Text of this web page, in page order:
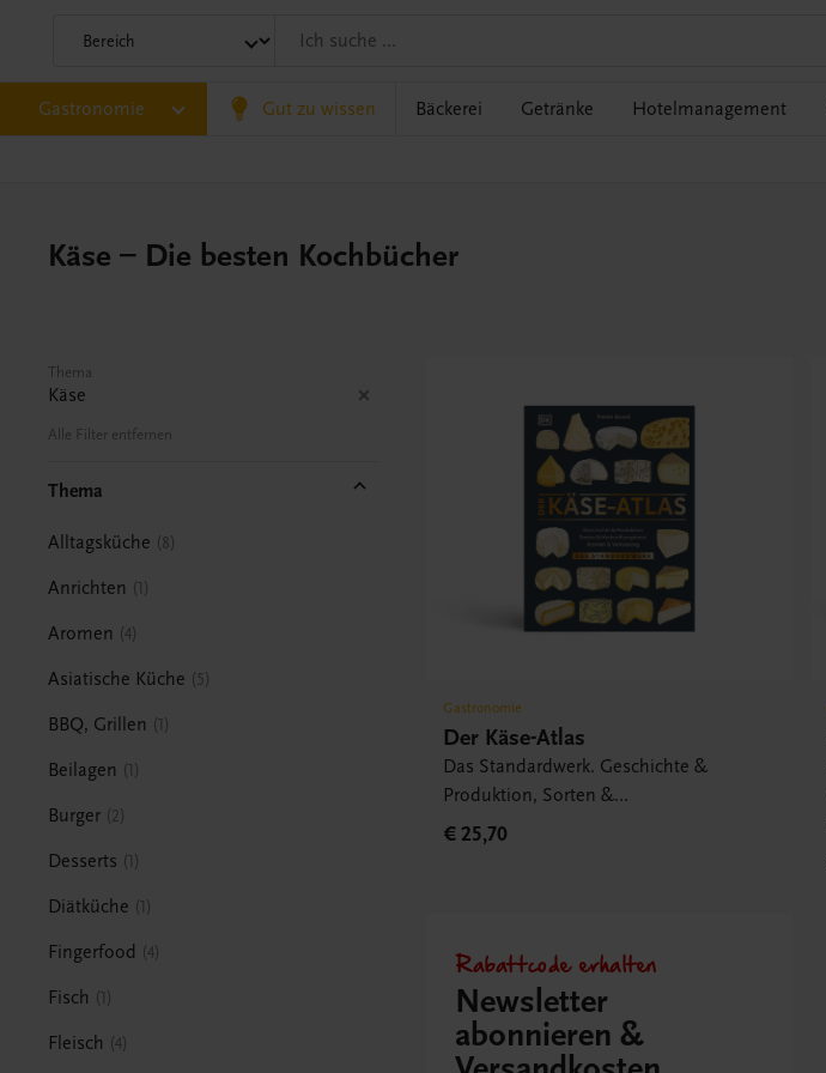
Gastronomie Gut zu wissen Bäckerei Getränke Hotelmanagement
Käse – Die besten Kochbücher
Thema
Käse
Alle Filter entfernen
Thema
Alltagsküche 8
Anrichten 1
Aromen 4
Asiatische Küche 5
BBQ, Grillen 1
Beilagen 1
Burger 2
Desserts 1
Diätküche 1
Fingerfood 4
Fisch 1
Fleisch 4
Gastronomie
Der Käse-Atlas
Das Standardwerk. Geschichte &
Produktion, Sorten &
Herkunftsregionen, Aromen &
€ 25,70
Rabattcode erhalten
Newsletter
abonnieren &